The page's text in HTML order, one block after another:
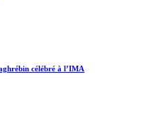
célébré à l’IMA